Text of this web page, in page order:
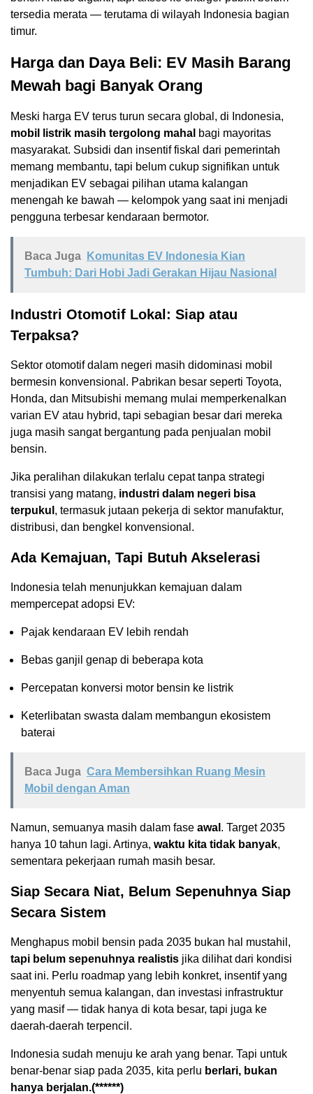
tersedia merata — terutama di wilayah Indonesia bagian
timur.
Harga dan Daya Beli: EV Masih Barang
Mewah bagi Banyak Orang
Meski harga EV terus turun secara global, di Indonesia,
mobil listrik masih tergolong mahal bagi mayoritas
masyarakat. Subsidi dan insentif fiskal dari pemerintah
memang membantu, tapi belum cukup signifikan untuk
menjadikan EV sebagai pilihan utama kalangan
menengah ke bawah — kelompok yang saat ini menjadi
pengguna terbesar kendaraan bermotor.
Baca Juga
Komunitas EV Indonesia Kian
Tumbuh: Dari Hobi Jadi Gerakan Hijau Nasional
Industri Otomotif Lokal: Siap atau
Terpaksa?
Sektor otomotif dalam negeri masih didominasi mobil
bermesin konvensional. Pabrikan besar seperti Toyota,
Honda, dan Mitsubishi memang mulai memperkenalkan
varian EV atau hybrid, tapi sebagian besar dari mereka
juga masih sangat bergantung pada penjualan mobil
bensin.
Jika peralihan dilakukan terlalu cepat tanpa strategi
transisi yang matang, industri dalam negeri bisa
terpukul , termasuk jutaan pekerja di sektor manufaktur,
distribusi, dan bengkel konvensional.
Ada Kemajuan, Tapi Butuh Akselerasi
Indonesia telah menunjukkan kemajuan dalam
mempercepat adopsi EV:
Pajak kendaraan EV lebih rendah
Bebas ganjil genap di beberapa kota
Percepatan konversi motor bensin ke listrik
Keterlibatan swasta dalam membangun ekosistem
baterai
Baca Juga Cara Membersihkan Ruang Mesin
Mobil dengan Aman
Namun, semuanya masih dalam fase awal . Target 2035
hanya 10 tahun lagi. Artinya, waktu kita tidak banyak,
sementara pekerjaan rumah masih besar.
Siap Secara Niat, Belum Sepenuhnya Siap
Secara Sistem
Menghapus mobil bensin pada 2035 bukan hal mustahil,
tapi belum sepenuhnya realistis jika dilihat dari kondisi
saat ini. Perlu roadmap yang lebih konkret, insentif yang
menyentuh semua kalangan, dan investasi infrastruktur
yang masif — tidak hanya di kota besar, tapi juga ke
daerah-daerah terpencil.
Indonesia sudah menuju ke arah yang benar. Tapi untuk
benar-benar siap pada 2035, kita perlu berlari, bukan
hanya berjalan.(******)